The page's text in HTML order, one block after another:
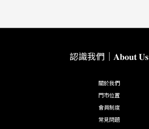
認識我們｜𝐀𝐛𝐨𝐮𝐭 𝐔𝐬
關於我們
門市位置
會員制度
常見問題